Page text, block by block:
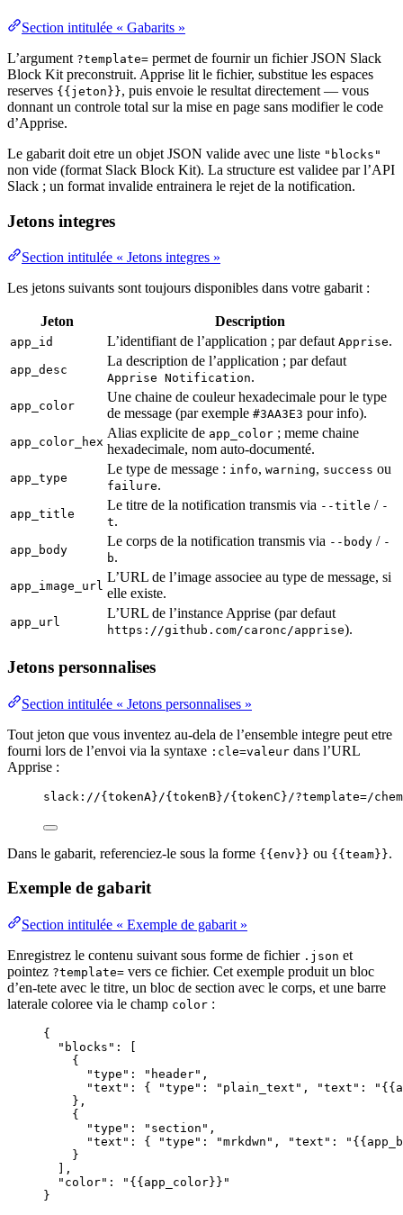
Section intitulée « Gabarits »
L’argument ?template= permet de fournir un fichier JSON Slack
Block Kit preconstruit. Apprise lit le fichier, substitue les espaces
reserves {{jeton}}, puis envoie le resultat directement — vous
donnant un controle total sur la mise en page sans modifier le code
d’Apprise.
Le gabarit doit etre un objet JSON valide avec une liste "blocks"
non vide (format Slack Block Kit). La structure est validee par l’API
Slack ; un format invalide entrainera le rejet de la notification.
Jetons integres
Section intitulée « Jetons integres »
Les jetons suivants sont toujours disponibles dans votre gabarit :
Jeton Description
app_id L’identifiant de l’application ; par defaut Apprise.
app_desc
La description de l’application ; par defaut
Apprise Notification.
app_color
Une chaine de couleur hexadecimale pour le type
de message (par exemple #3AA3E3 pour info).
app_color_hex
Alias explicite de app_color ; meme chaine
hexadecimale, nom auto-documenté.
app_type
Le type de message : info, warning, success ou
failure.
app_title
Le titre de la notification transmis via --title / -
t.
app_body
Le corps de la notification transmis via --body / -
b.
app_image_url
L’URL de l’image associee au type de message, si
elle existe.
app_url
L’URL de l’instance Apprise (par defaut
https://github.com/caronc/apprise).
Jetons personnalises
Section intitulée « Jetons personnalises »
Tout jeton que vous inventez au-dela de l’ensemble integre peut etre
fourni lors de l’envoi via la syntaxe :cle=valeur dans l’URL
Apprise :
slack://{tokenA}/{tokenB}/{tokenC}/?template=/
Dans le gabarit, referenciez-le sous la forme {{env}} ou {{team}}.
Exemple de gabarit
Section intitulée « Exemple de gabarit »
Enregistrez le contenu suivant sous forme de fichier .json et
pointez ?template= vers ce fichier. Cet exemple produit un bloc
d’en-tete avec le titre, un bloc de section avec le corps, et une barre
laterale coloree via le champ color :
{
"blocks" : [
{
"type" : " header" ,
"text" : { "type" : " plain_text " , "text" : "
},
{
"type" : " section " ,
"text" : { "type" : "mrkdwn " , "text" : "
}
],
"color" : " {{app_color}} "
}